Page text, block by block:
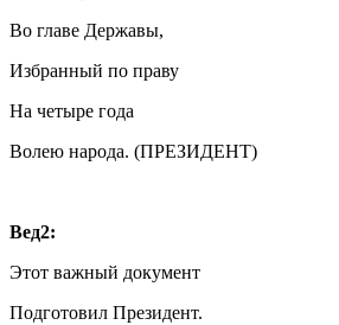
Во главе Державы,
Избранный по праву
На четыре года
Волею народа. (ПРЕЗИДЕНТ)
Вед2:
Этот важный документ
Подготовил Президент.